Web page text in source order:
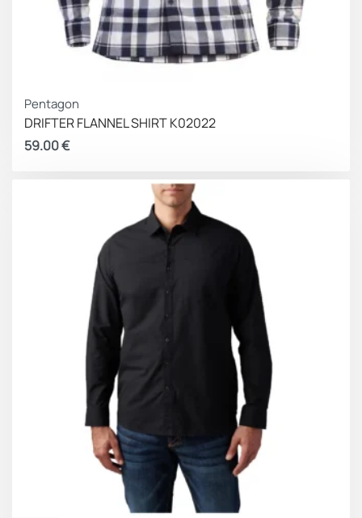
Pentagon
DRIFTER FLANNEL SHIRT K02022
59.00€